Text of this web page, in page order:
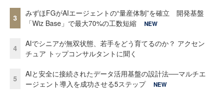
3
みずほFGがAIエージェントの“量産体制”を確立 開発基盤
「Wiz Base」で最大70%の工数短縮
NEW
4
AIでシニアが無双状態、若手をどう育てるのか？ アクセン
チュア トップコンサルタントに聞く
5
AIと安全に接続されたデータ活用基盤の設計法──マルチエ
ージェント導入を成功させる5ステップ
NEW